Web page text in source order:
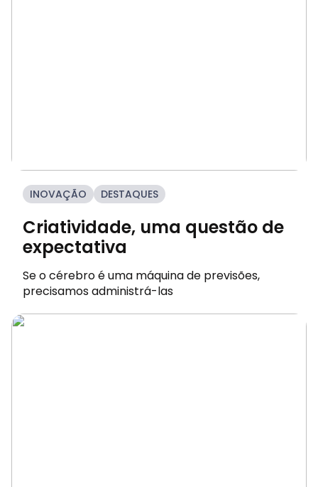
INOVAÇÃO DESTAQUES
Criatividade, uma questão de
expectativa
Se o cérebro é uma máquina de previsões,
precisamos administrá-las